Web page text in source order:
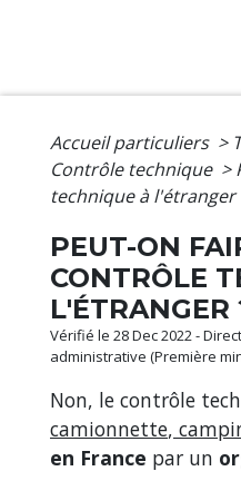
Accueil particuliers >
Contrôle technique >
technique à l'étranger
PEUT-ON
CONTRÔLE
L'ÉTRANGER
Vérifié le 28 Dec 2022 -
administrative (Première
Non, le contrôle
camionnette,
en France par un